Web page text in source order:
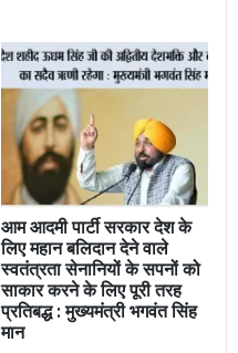
आम आदमी पार्टी सरकार देश के
लिए महान बलिदान देने वाले
स्वतंत्रता सेनानियों के सपनों को
साकार करने के लिए पूरी तरह
प्रतिबद्ध : मुख्यमंत्री भगवंत सिंह
मान